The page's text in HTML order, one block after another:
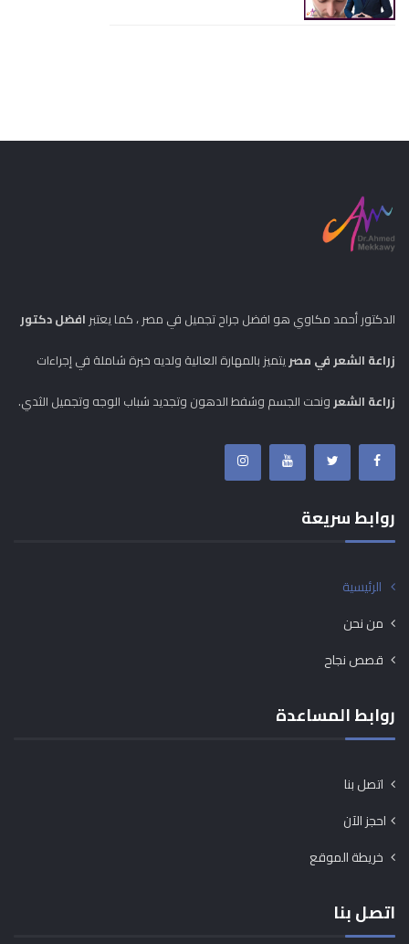
الدكتور أحمد مكاوي هو افضل جراح تجميل في مصر ، كما يعتبر افضل دكتور
زراعة الشعر في مصر يتميز بالمهارة العالية ولديه خبرة شاملة في إجراءات
زراعة الشعر ونحت الجسم وشفط الدهون وتجديد شباب الوجه وتجميل الثدي.
روابط سريعة
الرئيسية
من نحن
قصص نجاح
روابط المساعدة
اتصل بنا
احجز الآن
خريطة الموقع
اتصل بنا